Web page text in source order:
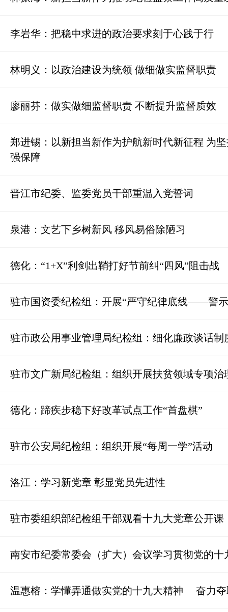
李岩华：把稳中求进的政治要求刻于心践于行
林明义：以政治建设为统领 做细做实监督职责
廖丽芬：做实做细监督职责 不断提升监督质效
郑进锡：以新担当新作为护航新时代新征程 为
强保障
晋江市纪委、监委党员干部重温入党誓词
泉港：文艺下乡树新风 移风易俗除陋习
德化：“1+X”利剑出鞘打好节前纠“四风”阻击战
驻市国资委纪检组：开展“严守纪律底线——警
驻市政公用事业管理局纪检组：细化廉政谈话制
驻市文广新局纪检组：组织开展扶贫领域专项治
德化：蹄疾步稳下好改革试点工作“首盘棋”
驻市公安局纪检组：组织开展“每周一学”活动
洛江：学习新党章 彰显党员先进性
驻市委组织部纪检组干部观看十九大党章公开课
南安市纪委常委会（扩大）会议学习贯彻党的十
温惠榕：学懂弄通做实党的十九大精神 奋力夺